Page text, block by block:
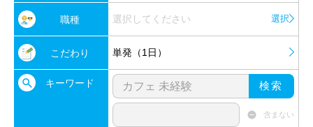
職種 選択してください 選択
こだわり 単発（1日）
キーワード 検索
含まない